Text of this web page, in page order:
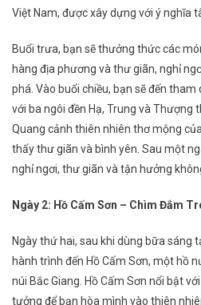
Việt Nam, được xây dựng với ý nghĩa
Buổi trưa, bạn sẽ thưởng thức các
hàng địa phương và thư giãn, nghỉ
phá. Vào buổi chiều, bạn sẽ đến tham
với ba ngôi đền Hạ, Trung và Thượng
Quang cảnh thiên nhiên thơ mộng
thấy thư giãn và bình yên. Sau một
nghỉ ngơi, thư giãn và tận hưởng
Ngày 2: Hồ Cấm Sơn – Chìm Đắm
Ngày thứ hai, sau khi dùng bữa sáng
hành trình đến Hồ Cấm Sơn, một hồ
núi Bắc Giang. Hồ Cấm Sơn nổi bật
tưởng để bạn hòa mình vào thiên